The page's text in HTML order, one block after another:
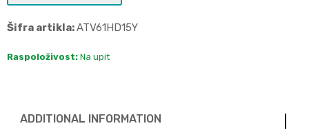
Šifra artikla:ATV61HD15Y
Raspoloživost: Na upit
ADDITIONAL INFORMATION